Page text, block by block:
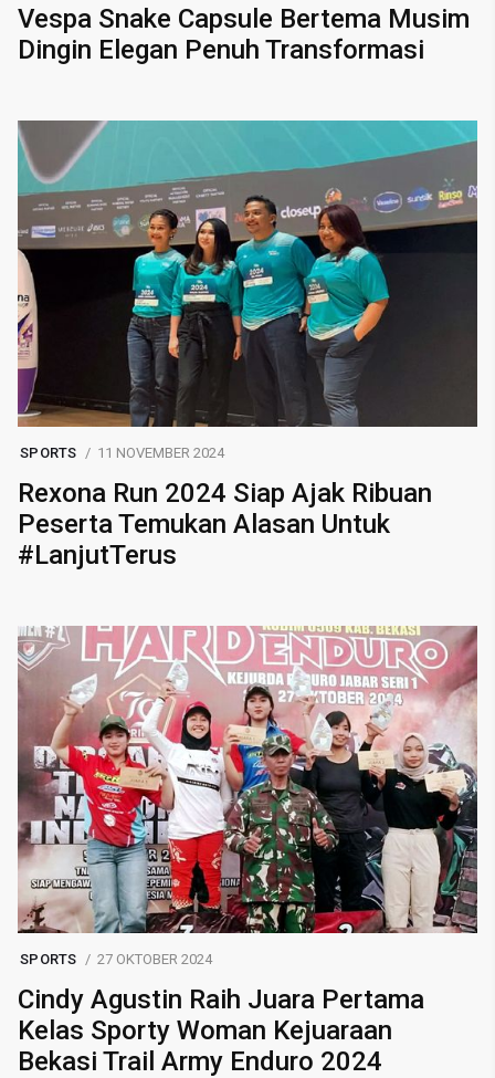
Vespa Snake Capsule Bertema Musim
Dingin Elegan Penuh Transformasi
SPORTS 11 NOVEMBER 2024
Rexona Run 2024 Siap Ajak Ribuan
Peserta Temukan Alasan Untuk
#LanjutTerus
SPORTS 27 OKTOBER 2024
Cindy Agustin Raih Juara Pertama
Kelas Sporty Woman Kejuaraan
Bekasi Trail Army Enduro 2024